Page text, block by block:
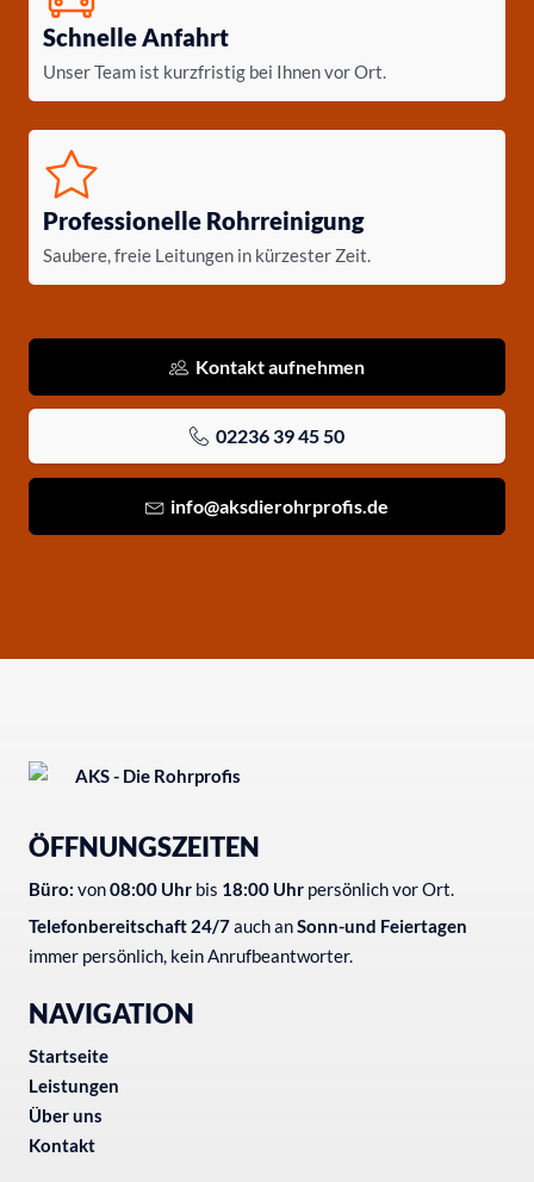
Schnelle Anfahrt
Unser Team ist kurzfristig bei Ihnen vor Ort.
Professionelle Rohrreinigung
Saubere, freie Leitungen in kürzester Zeit.
Kontakt aufnehmen
02236 39 45 50
info@aksdierohrprofis.de
ÖFFNUNGSZEITEN
Büro: von08:00 Uhr bis 18:00 Uhr persönlich vor Ort.
Telefonbereitschaft 24/7auch anSonn-und Feiertagen
immer persönlich, kein Anrufbeantworter.
NAVIGATION
Startseite
Leistungen
Über uns
Kontakt